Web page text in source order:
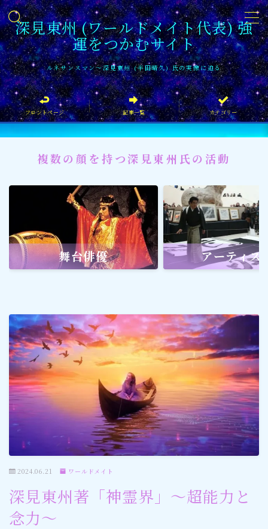
深見東州 (ワールドメイト代表) 強
運をつかむサイト
ルネサンスマン〜深見東州 (半田晴久) 氏の実像に迫る
MENU
フロントページ
記事一覧
イベント情報
企業家
文化・芸術活動
社会貢献 社会貢献
スポーツ
メディア・ネット
深見東州 (半田晴久)
ワールドメイト
神道・宗教
社会情勢
おすすめ記事
フロントページ 記事一覧 カテゴリー
複数の顔を持つ深見東州氏の活動
舞台俳優 アーティス
2024.06.21 ワールドメイト
深見東州著「神霊界」〜超能力と
念力〜